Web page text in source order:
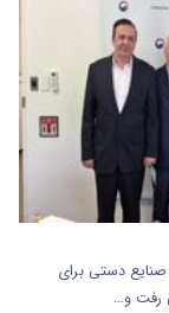
دستی برای
رفت و…